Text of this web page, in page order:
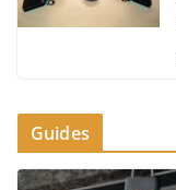
Guides